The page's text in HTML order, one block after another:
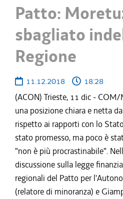
Patto:
sbagliato
Regione
11.12.2018
18:28
(ACON) Trieste, 11 dic -
una posizione chiara e netta
rispetto ai rapporti con lo
stato promesso, ma poco è
"non è più procrastinabile".
discussione sulla legge
regionali del Patto per
(relatore di minoranza) e